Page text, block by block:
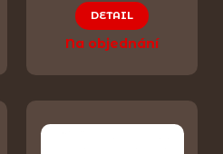
DETAIL
Na objednání